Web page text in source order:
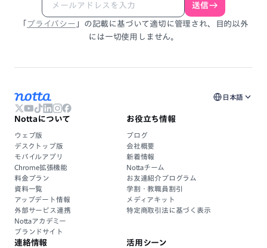
送信
「 プライバシー 」 の記載に基づいて適切に管理され、
目的以外
には一切使用しません。
日本語
Nottaについて
ウェブ版
デスクトップ版
モバイルアプリ
Chrome拡張機能
料金プラン
資料一覧
アップデート情報
外部サービス連携
Nottaアカデミー
ブランドサイト
お役立ち情報
ブログ
会社概要
新着情報
Nottaチーム
お友達紹介プログラム
学割・教職員割引
メディアキット
特定商取引法に基づく表示
連絡情報 活用シーン